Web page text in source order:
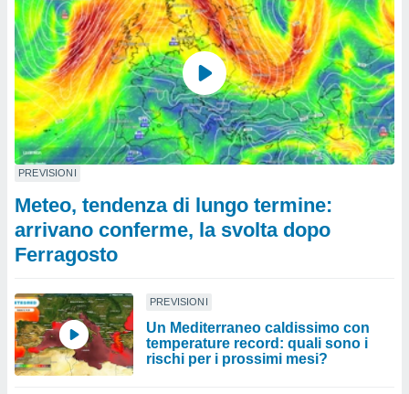
PREVISIONI
Meteo, tendenza di lungo termine:
arrivano conferme, la svolta dopo
Ferragosto
PREVISIONI
Un Mediterraneo caldissimo con
temperature record: quali sono i
rischi per i prossimi mesi?